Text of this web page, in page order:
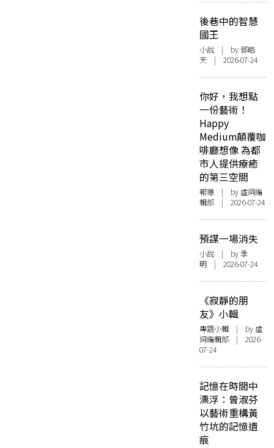
後巷中的智慧
國王
小說 | by 鄧皓
天 | 2026-07-24
你好，我想點
一份藝術！
Happy
Medium顛覆咖
啡廳想像 為都
市人提供療癒
的第三空間
報導 | by 虛詞編
輯部 | 2026-07-24
預謀一場消失
小說 | by 季
明 | 2026-07-24
《寂靜的朋
友》小輯
專題小輯 | by 虛
詞編輯部 | 2026-
07-24
記憶在時間中
漂浮：曾淑芬
以藝術重構黃
竹坑的記憶遺
痕